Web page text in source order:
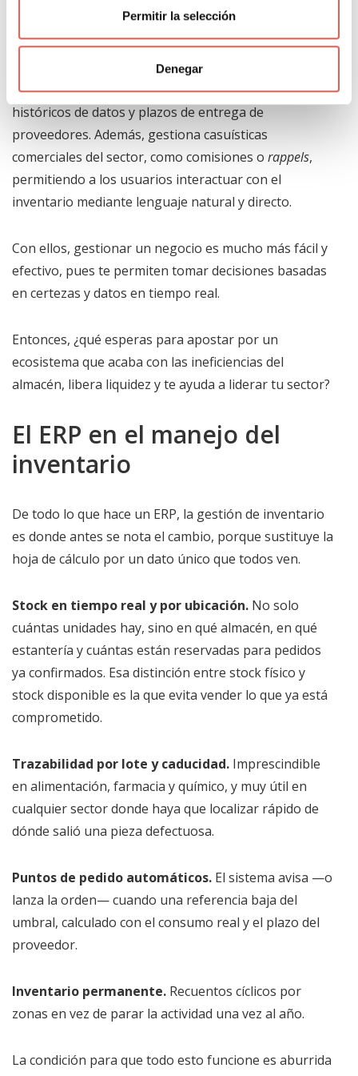
Permitir la selección
Denegar
, una herramienta especializada en la
optimización de la cadena de suministro que dispone
aprovisionamiento avanzado
elabora pronósticos de demanda basados en
históricos de datos y plazos de entrega de
proveedores. Además, gestiona casuísticas
comerciales del sector, como comisiones o rappels,
permitiendo a los usuarios interactuar con el
inventario mediante lenguaje natural y directo.
Con ellos, gestionar un negocio es mucho más fácil y
efectivo, pues te permiten tomar decisiones basadas
en certezas y datos en tiempo real.
Entonces, ¿qué esperas para apostar por un
ecosistema que acaba con las ineficiencias del
almacén, libera liquidez y te ayuda a liderar tu sector?
El ERP en el manejo del
inventario
De todo lo que hace un ERP, la gestión de inventario
es donde antes se nota el cambio, porque sustituye la
hoja de cálculo por un dato único que todos ven.
Stock en tiempo real y por ubicación. No solo
cuántas unidades hay, sino en qué almacén, en qué
estantería y cuántas están reservadas para pedidos
ya confirmados. Esa distinción entre stock físico y
stock disponible es la que evita vender lo que ya está
comprometido.
Trazabilidad por lote y caducidad. Imprescindible
en alimentación, farmacia y químico, y muy útil en
cualquier sector donde haya que localizar rápido de
dónde salió una pieza defectuosa.
Puntos de pedido automáticos. El sistema avisa —o
lanza la orden— cuando una referencia baja del
umbral, calculado con el consumo real y el plazo del
proveedor.
Inventario permanente. Recuentos cíclicos por
zonas en vez de parar la actividad una vez al año.
La condición para que todo esto funcione es aburrida